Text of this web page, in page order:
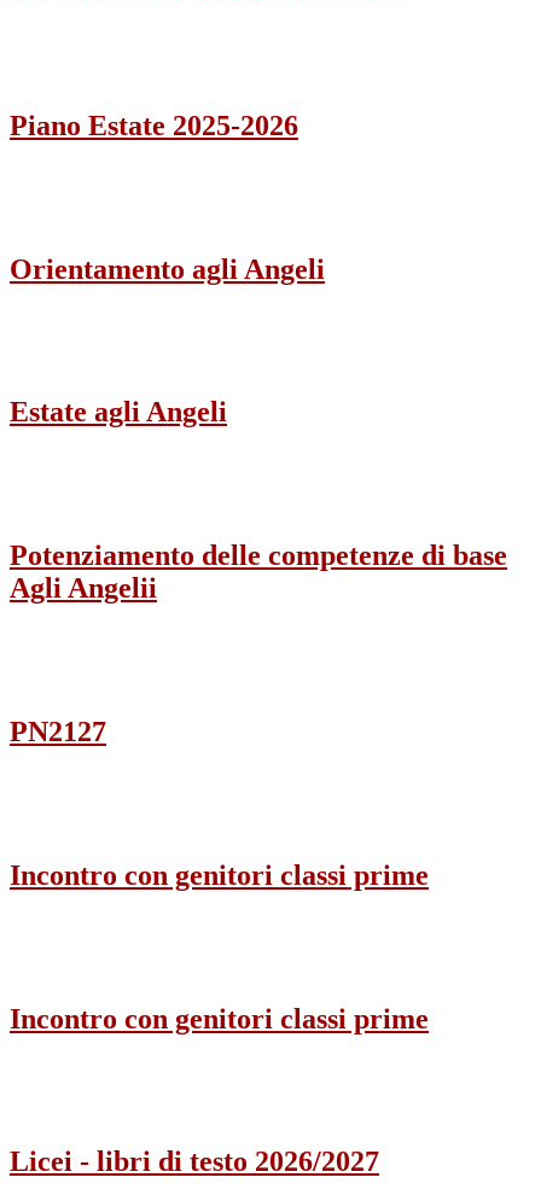
Piano Estate 2025-2026
Orientamento agli Angeli
Estate agli Angeli
Potenziamento delle competenze di base
Agli Angelii
PN2127
Incontro con genitori classi prime
Incontro con genitori classi prime
Licei - libri di testo 2026/2027